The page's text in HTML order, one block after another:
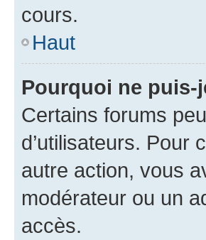
cours.
Haut
Pourquoi ne puis-
Certains forums
d’utilisateurs. Pour
autre action, vous
modérateur ou un
accès.